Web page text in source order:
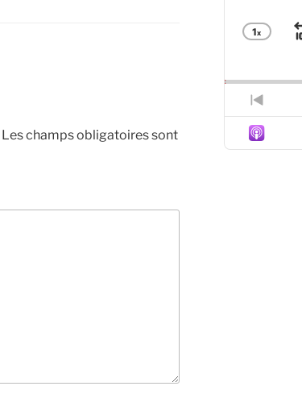
Les champs obligatoires sont
1x